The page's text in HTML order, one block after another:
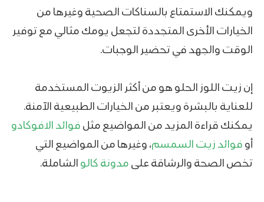
ويمكنك الاستمتاع بالسناكات الصحية وغيرها من
الخيارات الأخرى المتجددة لتجعل يومك مثالي مع توفير
الوقت والجهد في تحضير الوجبات.
إن زيت اللوز الحلو هو من أكثر الزيوت المستخدمة
للعناية بالبشرة ويعتبر من الخيارات الطبيعية الآمنة.
يمكنك قراءة المزيد من المواضيع مثل فوائد الافوكادو
أو فوائد زيت السمسم، وغيرها من المواضيع التي
تخص الصحة والرشاقة على مدونة كالو الشاملة.